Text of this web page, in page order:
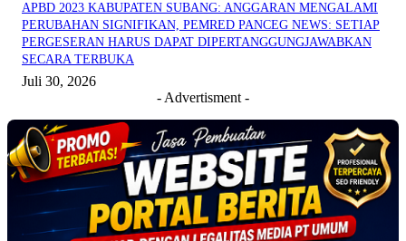
APBD 2023 KABUPATEN SUBANG: ANGGARAN MENGALAMI
PERUBAHAN SIGNIFIKAN, PEMRED PANCEG NEWS: SETIAP
PERGESERAN HARUS DAPAT DIPERTANGGUNGJAWABKAN
SECARA TERBUKA
Juli 30, 2026
- Advertisment -